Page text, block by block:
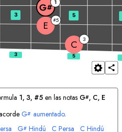
C 3
E #5
G# 1
3 5
1, 3, #5en las notas G#, C, E
G# aumentado.
G# Hindú C Persa C Hindú